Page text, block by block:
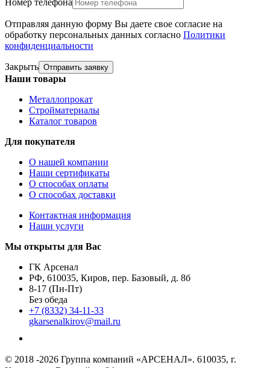
Отправляя данную форму Вы даете свое согласие на
обработку персональных данных согласно Политики
конфиденциальности
Закрыть Отправить заявку
Наши товары
Металлопрокат
Стройматериалы
Каталог товаров
Для покупателя
О нашей компании
Наши сертификаты
О способах оплаты
О способах доставки
Контактная информация
Наши услуги
Мы открыты для Вас
ГК Арсенал
РФ, 610035, Киров, пер. Базовый, д. 8б
8-17 (Пн-Пт)
Без обеда
+7 (8332) 34-11-33
gkarsenalkirov@mail.ru
© 2018 -2026 Группа компаний «АРСЕНАЛ». 610035, г.